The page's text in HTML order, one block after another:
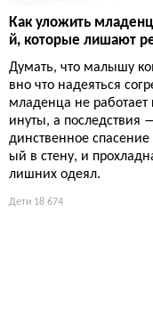
Как уложить
й, которые лишают
Думать, что малышу
вно что надеяться
младенца не работает
инуты, а последствия
динственное
ый в стену, и
лишних одеял.
Дети 18 674